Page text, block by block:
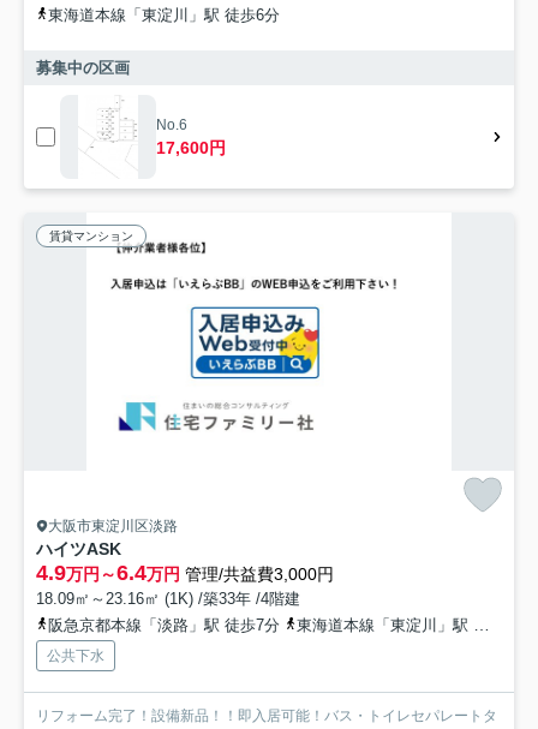
東海道本線「東淀川」駅 徒歩6分
募集中の区画
No.6
17,600円
賃貸マンション
大阪市東淀川区淡路
ハイツASK
4.9万円～6.4万円 管理/共益費3,000円
18.09㎡～23.16㎡ (1K) /築33年 /4階建
阪急京都本線「淡路」駅 徒歩7分
東海道本線「東淀川」駅 徒歩10分
公共下水
リフォーム完了！設備新品！！即入居可能！バス・トイレセパレートタ